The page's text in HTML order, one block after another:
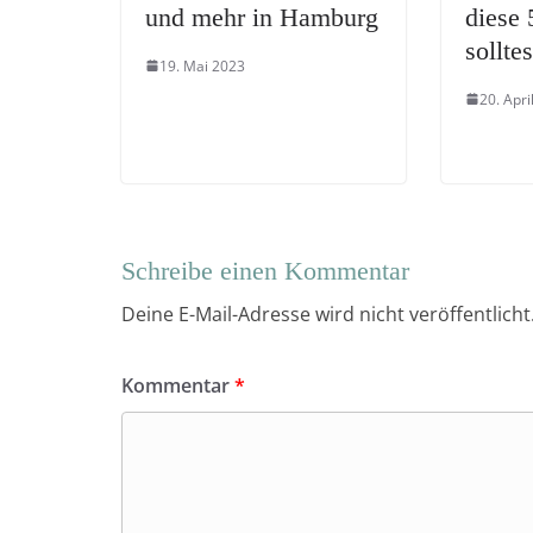
und mehr in Hamburg
19. Mai 2023
diese
20.
Schreibe einen Kommentar
Deine E-Mail-Adresse wird nicht
Kommentar*